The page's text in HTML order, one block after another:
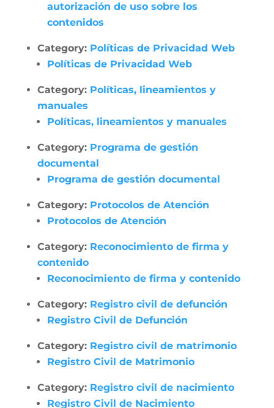
autorización de uso sobre los
contenidos
Category: Políticas de Privacidad Web
Políticas de Privacidad Web
Category: Políticas, lineamientos y
manuales
Políticas, lineamientos y manuales
Category: Programa de gestión
documental
Programa de gestión documental
Category: Protocolos de Atención
Protocolos de Atención
Category: Reconocimiento de firma y
contenido
Reconocimiento de firma y contenido
Category: Registro civil de defunción
Registro Civil de Defunción
Category: Registro civil de matrimonio
Registro Civil de Matrimonio
Category: Registro civil de nacimiento
Registro Civil de Nacimiento